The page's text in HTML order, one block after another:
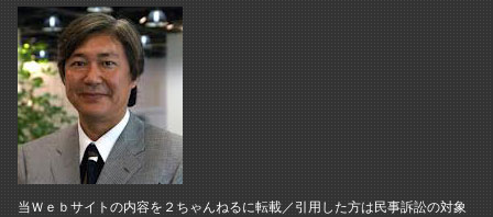
当Ｗｅｂサイトの内容を２ちゃんねるに転載／引用した方は民事訴訟の対象